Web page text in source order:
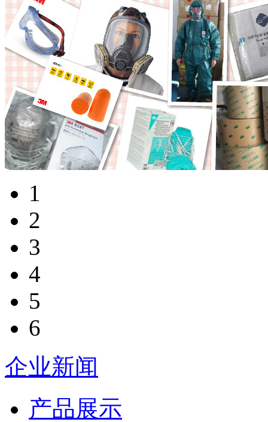
1
2
3
4
5
6
企业新闻
产品展示